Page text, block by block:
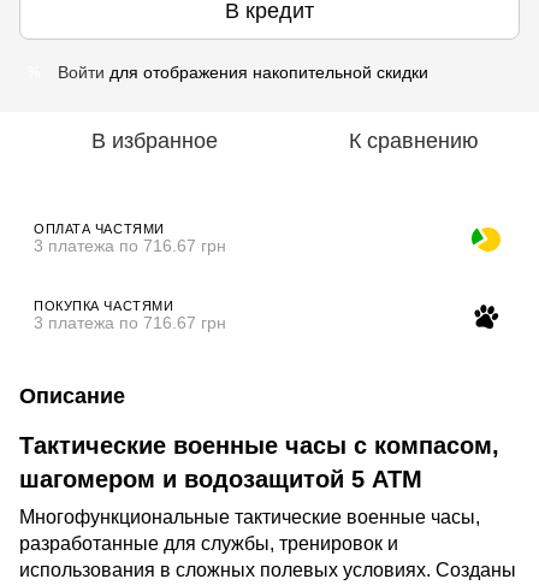
В кредит
Войти для отображения накопительной скидки
В избранное К сравнению
ОПЛАТА ЧАСТЯМИ
3 платежа по 716.67 грн
ПОКУПКА ЧАСТЯМИ
3 платежа по 716.67 грн
Описание
Тактические военные часы с компасом,
шагомером и водозащитой 5 ATM
Многофункциональные тактические военные часы,
разработанные для службы, тренировок и
использования в сложных полевых условиях. Созданы